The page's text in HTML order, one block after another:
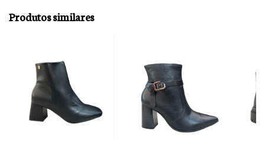
Produtos similares